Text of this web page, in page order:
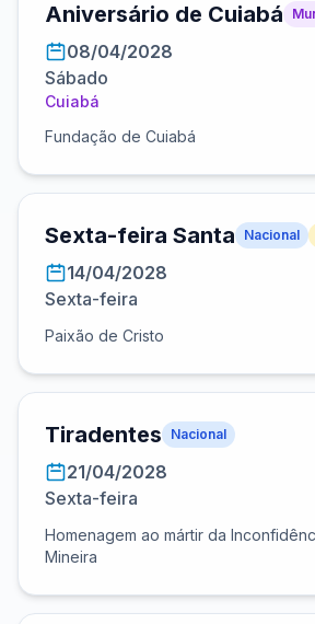
Aniversário de Cuiabá
08/04/2028
Sábado
Cuiabá
Fundação de Cuiabá
Sexta-feira Santa Nacional
14/04/2028
Sexta-feira
Paixão de Cristo
Tiradentes Nacional
21/04/2028
Sexta-feira
Homenagem ao mártir da
Mineira